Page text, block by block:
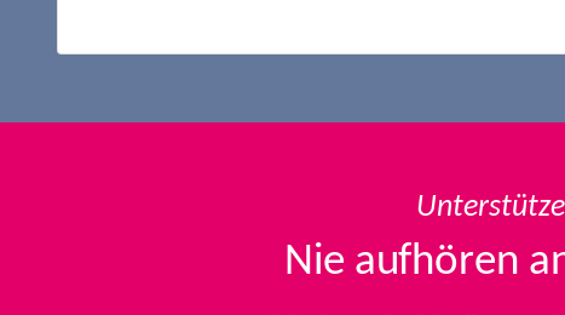
Nie aufhören